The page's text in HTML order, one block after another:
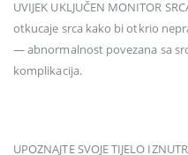
UVIJEK UKLJUČEN MONITOR
otkucaje srca kako bi otkrio
— abnormalnost povezana sa
komplikacija.
UPOZNAJTE SVOJE TIJELO